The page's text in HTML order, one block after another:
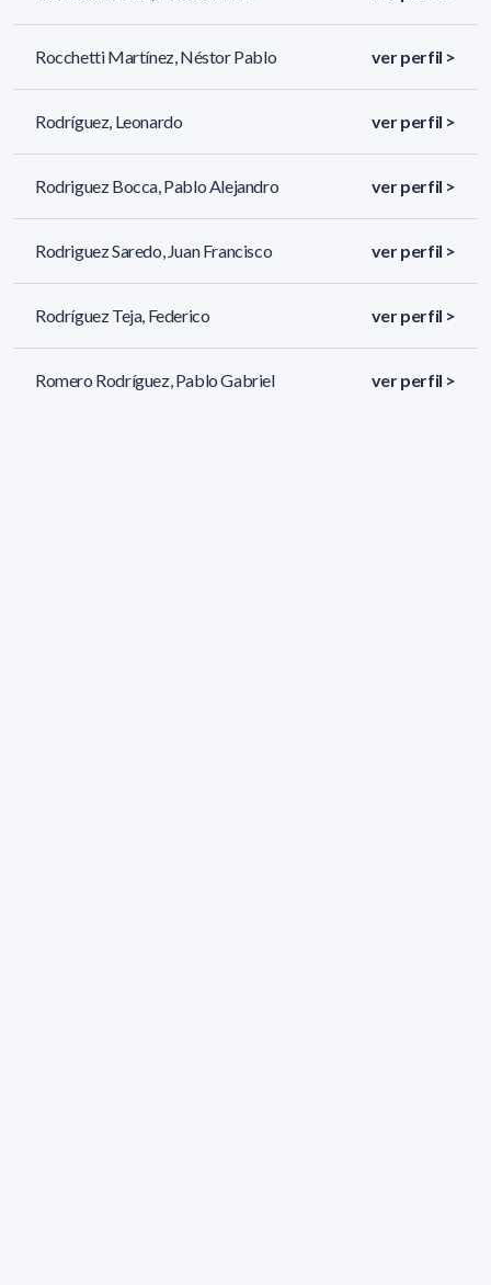
Rocchetti Martínez, Néstor Pablo ver perfil >
Rodríguez, Leonardo ver perfil >
Rodriguez Bocca, Pablo Alejandro ver perfil >
Rodriguez Saredo, Juan Francisco ver perfil >
Rodríguez Teja, Federico ver perfil >
Romero Rodríguez, Pablo Gabriel ver perfil >